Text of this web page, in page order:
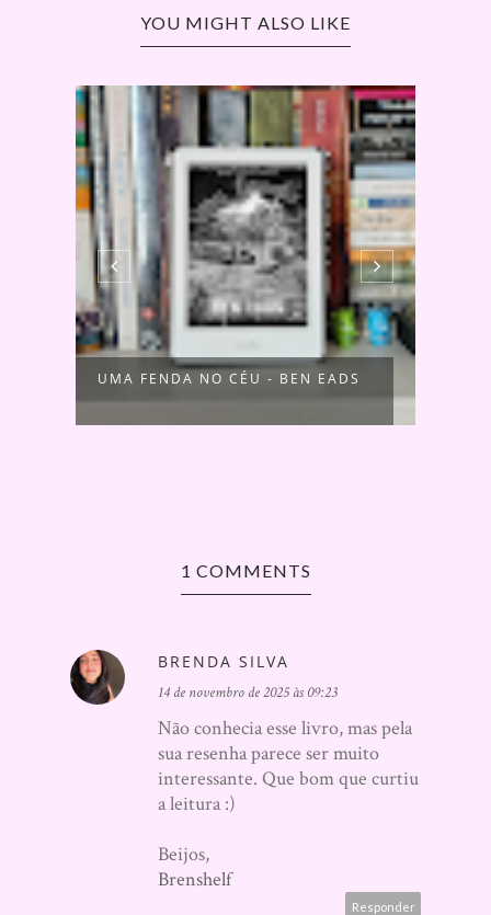
YOU MIGHT ALSO LIKE
UMA FENDA NO CÉU - BEN EADS
1 COMMENTS
BRENDA SILVA
14 de novembro de 2025 às 09:23
Não conhecia esse livro, mas pela
sua resenha parece ser muito
interessante. Que bom que curtiu
a leitura :)
Beijos,
Brenshelf
Responder